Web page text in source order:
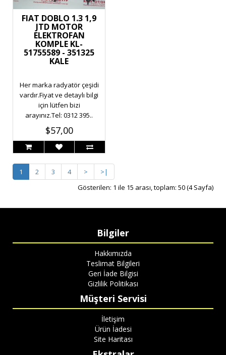
FIAT DOBLO 1.3 1,9
JTD MOTOR
ELEKTROFAN
KOMPLE KL-
51755589 - 351325
KALE
Her marka radyatör çeşidi
vardır.Fiyat ve detaylı bilgi
için lütfen bizi
arayınız.Tel: 0312 395..
$57,00
1 2 3 4 >
>|
Gösterilen: 1 ile 15 arası, toplam: 50 (4 Sayfa)
Bilgiler
Hakkımızda
Teslimat Bilgileri
Geri İade Bilgisi
Gizlilik Politikası
Müşteri Servisi
İletişim
Ürün İadesi
Site Haritası